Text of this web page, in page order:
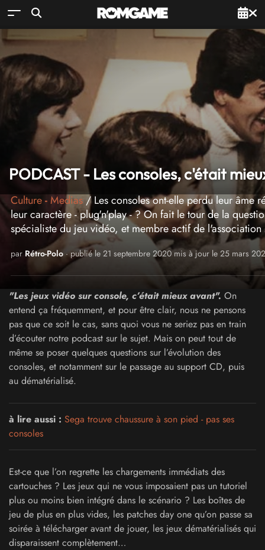
PODCAST - Les consoles, c'était
Culture-Medias/ Les consoles ont-elle perdu leur âme
leur caractère - plug'n'play - ? On fait le tour de la
spécialiste du jeu vidéo, et membre actif de
par Rétro-Polo· publié le 21 septembre 2020 mis à jour le 25 mars
"Les jeux vidéo sur console, c’était mieux avant". On
entend ça fréquemment, et pour être clair, nous ne pensons
pas que ce soit le cas, sans quoi vous ne seriez pas en train
d’écouter notre podcast sur le sujet. Mais on peut tout de
même se poser quelques questions sur l’évolution des
consoles, et notamment sur le passage au support CD, puis
au dématérialisé.
à lire aussi : Sega trouve chaussure à son pied - pas ses
consoles
Est-ce que l’on regrette les chargements immédiats des
cartouches ? Les jeux qui ne vous imposaient pas un tutoriel
plus ou moins bien intégré dans le scénario ? Les boîtes de
jeu de plus en plus vides, les patches day one qu’on passe sa
soirée à télécharger avant de jouer, les jeux dématérialisés qui
disparaissent complètement…